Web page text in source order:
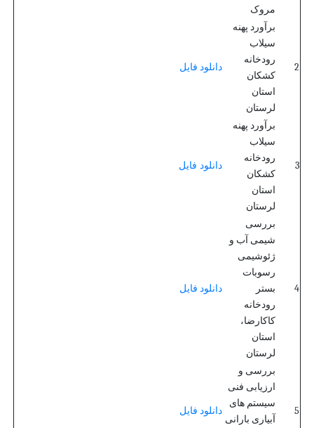
مروک
2
برآورد پهنه
سیلاب
رودخانه
کشکان
استان
لرستان
دانلود فایل
3
برآورد پهنه
سیلاب
رودخانه
کشکان
استان
لرستان
دانلود فایل
4
بررسی
شیمی آب و
ژئوشیمی
رسوبات
بستر
رودخانه
کاکارضا،
استان
لرستان
دانلود فایل
5
بررسی و
ارزیابی فنی
سیستم های
آبیاری بارانی
دانلود فایل